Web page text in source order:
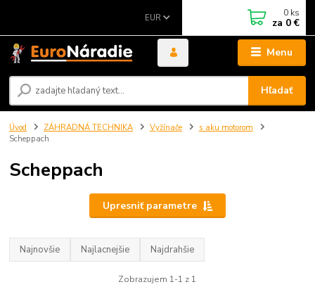
Menu
EUR
Hľadať
0 ks
za 0 €
Úvod ZÁHRADNÁ TECHNIKA Vyžínače
s aku motorom
Scheppach
Scheppach
Upresniť parametre
Najnovšie Najlacnejšie Najdrahšie
Zobrazujem 1-1 z 1